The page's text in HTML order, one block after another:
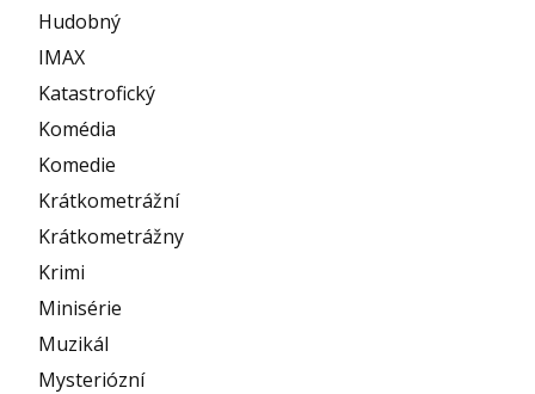
Hudobný
IMAX
Katastrofický
Komédia
Komedie
Krátkometrážní
Krátkometrážny
Krimi
Minisérie
Muzikál
Mysteriózní